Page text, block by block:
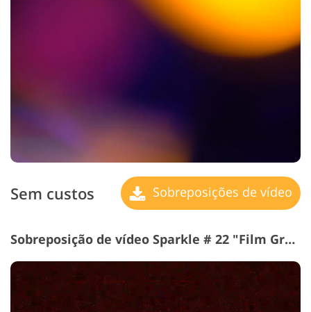
Sem custos Sobreposições de vídeo
Sobreposição de vídeo Sparkle # 22 "Film Grain"